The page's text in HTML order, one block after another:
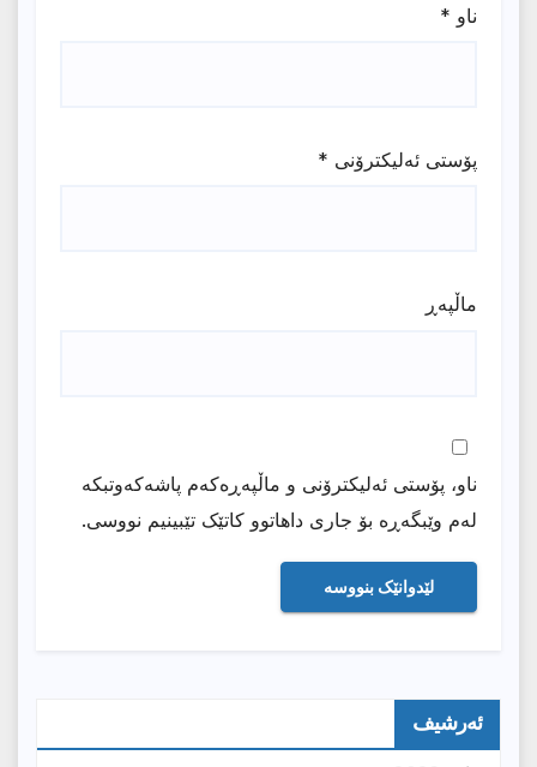
ناو *
پۆستی ئەلیکترۆنی *
ماڵپه‌ڕ
ناو، پۆستی ئەلیکترۆنی و ماڵپەڕەکەم پاشەکەوتبکە
لەم وێبگەڕە بۆ جاری داهاتوو کاتێک تێبینیم نووسی.
ئەرشیف